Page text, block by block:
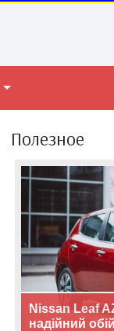
Полезное
Nissan Leaf
надійний